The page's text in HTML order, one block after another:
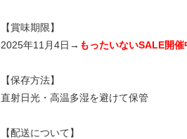
【賞味期限】
2025年11月4日→ もったいないSALE開催
【保存方法】
直射日光・高温多湿を避けて保管
【配送について】